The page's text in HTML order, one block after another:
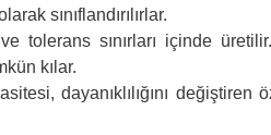
sınıflandırılırlar.
tolerans sınırları içinde
kılar.
dayanıklılığını